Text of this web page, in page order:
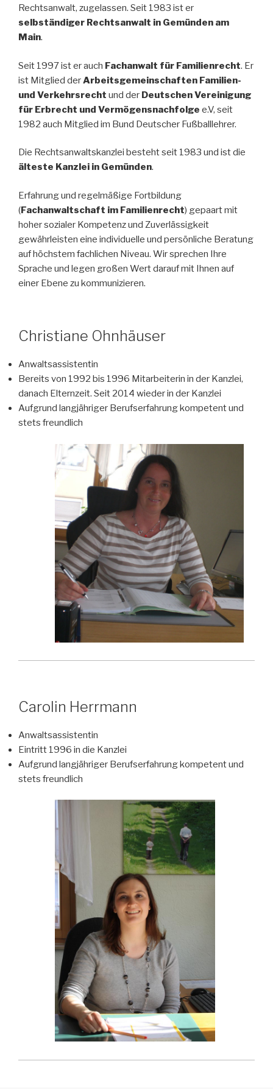
Rechtsanwalt, zugelassen. Seit 1983 ist er
selbständiger Rechtsanwalt in Gemünden am
Main.
Seit 1997 ist er auch Fachanwalt für Familienrecht. Er
ist Mitglied derArbeitsgemeinschaften Familien-
und Verkehrsrecht und der Deutschen Vereinigung
für Erbrecht und Vermögensnachfolge e.V, seit
1982 auch Mitglied im Bund Deutscher Fußballlehrer.
Die Rechtsanwaltskanzlei besteht seit 1983 und ist die
älteste Kanzlei in Gemünden.
Erfahrung und regelmäßige Fortbildung
(Fachanwaltschaft im Familienrecht) gepaart mit
hoher sozialer Kompetenz und Zuverlässigkeit
gewährleisten eine individuelle und persönliche Beratung
auf höchstem fachlichen Niveau. Wir sprechen Ihre
Sprache und legen großen Wert darauf mit Ihnen auf
einer Ebene zu kommunizieren.
Christiane Ohnhäuser
Anwaltsassistentin
Bereits von 1992 bis 1996 Mitarbeiterin in der Kanzlei,
danach Elternzeit. Seit 2014 wieder in der Kanzlei
Aufgrund langjähriger Berufserfahrung kompetent und
stets freundlich
Carolin Herrmann
Anwaltsassistentin
Eintritt 1996 in die Kanzlei
Aufgrund langjähriger Berufserfahrung kompetent und
stets freundlich